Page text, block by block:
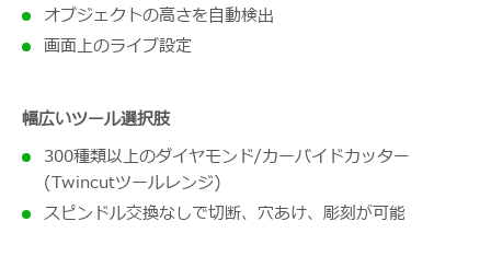
オブジェクトの高さを自動検出
画面上のライブ設定
幅広いツール選択肢
300種類以上のダイヤモンド/カーバイドカッター
(Twincutツールレンジ)
スピンドル交換なしで切断、穴あけ、彫刻が可能